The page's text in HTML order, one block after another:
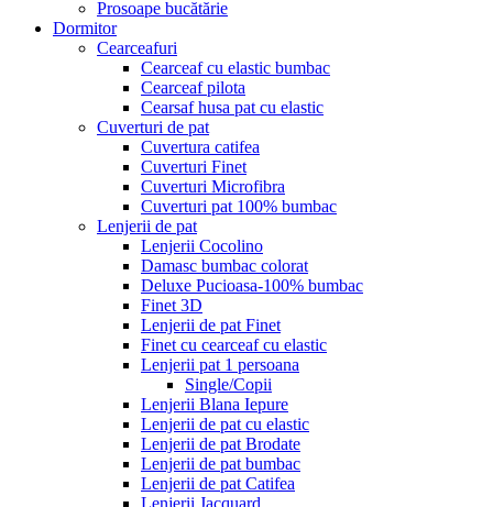
Prosoape bucătărie
Dormitor
Cearceafuri
Cearceaf cu elastic bumbac
Cearceaf pilota
Cearsaf husa pat cu elastic
Cuverturi de pat
Cuvertura catifea
Cuverturi Finet
Cuverturi Microfibra
Cuverturi pat 100% bumbac
Lenjerii de pat
Lenjerii Cocolino
Damasc bumbac colorat
Deluxe Pucioasa-100% bumbac
Finet 3D
Lenjerii de pat Finet
Finet cu cearceaf cu elastic
Lenjerii pat 1 persoana
Single/Copii
Lenjerii Blana Iepure
Lenjerii de pat cu elastic
Lenjerii de pat Brodate
Lenjerii de pat bumbac
Lenjerii de pat Catifea